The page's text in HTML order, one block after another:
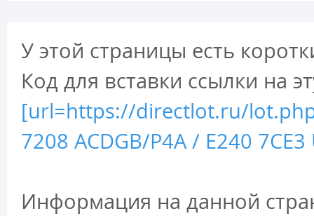
У этой страницы есть
Код для вставки ссылки на
[url=https://directlot.ru/
7208 ACDGB/P4A / E240
Информация на данной